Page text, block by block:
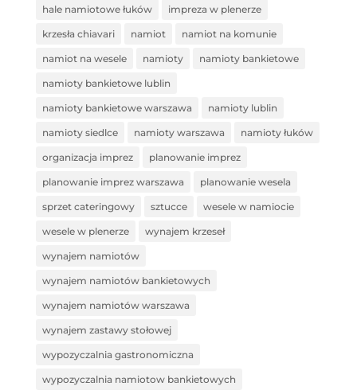
hale namiotowe łuków impreza w plenerze
krzesła chiavari namiot namiot na komunie
namiot na wesele namioty namioty bankietowe
namioty bankietowe lublin
namioty bankietowe warszawa namioty lublin
namioty siedlce namioty warszawa namioty łuków
organizacja imprez planowanie imprez
planowanie imprez warszawa planowanie wesela
sprzet cateringowy sztucce wesele w namiocie
wesele w plenerze wynajem krzeseł
wynajem namiotów
wynajem namiotów bankietowych
wynajem namiotów warszawa
wynajem zastawy stołowej
wypozyczalnia gastronomiczna
wypozyczalnia namiotow bankietowych